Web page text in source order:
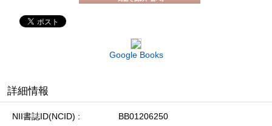
Google Books
詳細情報
NII書誌ID(NCID)
BB01206250